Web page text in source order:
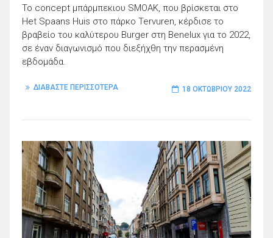
To concept μπάρμπεκιου SMOAK, που βρίσκεται στο
Het Spaans Huis στο πάρκο Tervuren, κέρδισε το
βραβείο του καλύτερου Burger στη Benelux για το 2022,
σε έναν διαγωνισμό που διεξήχθη την περασμένη
εβδομάδα.
ΔΙΑΒΑΣΤΕ ΠΕΡΙΣΣΟΤΕΡΑ 18 ΟΚΤΩΒΡΊΟΥ 2022